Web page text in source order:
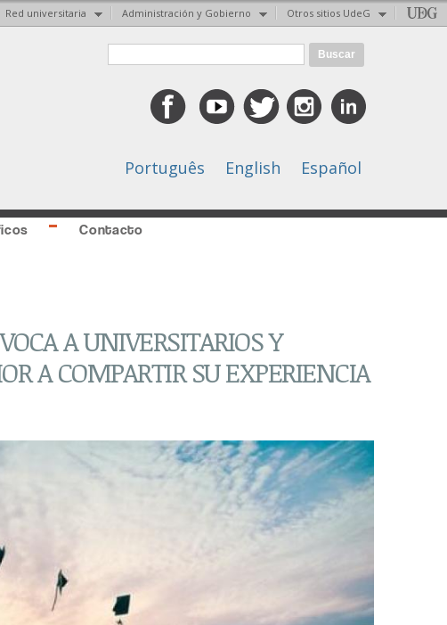
Red universitaria Administración y Gobierno Otros sitios UdeG
Formulario de búsqueda
Português English Español
Contacto
A UNIVERSITARIOS Y
A COMPARTIR SU EXPERIENCIA